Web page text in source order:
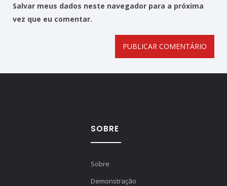
Salvar meus dados neste navegador para a próxima
vez que eu comentar.
SOBRE
Sobre
Demonstração